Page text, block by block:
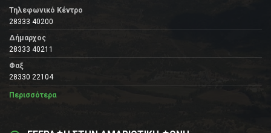
Τηλεφωνικό Κέντρο
28333 40200
Δήμαρχος
28333 40211
Φαξ
28330 22104
Περισσότερα